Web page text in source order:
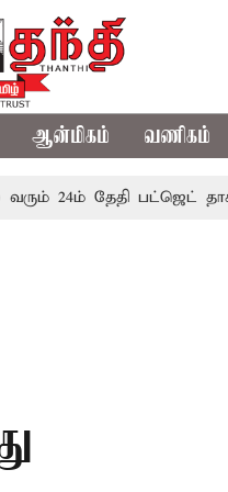
ஆன்மிகம் வணிகம்
தேதி பட்ஜெட் தாக்கல்